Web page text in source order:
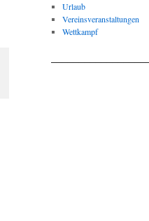
Urlaub
Vereinsveranstaltungen
Wettkampf